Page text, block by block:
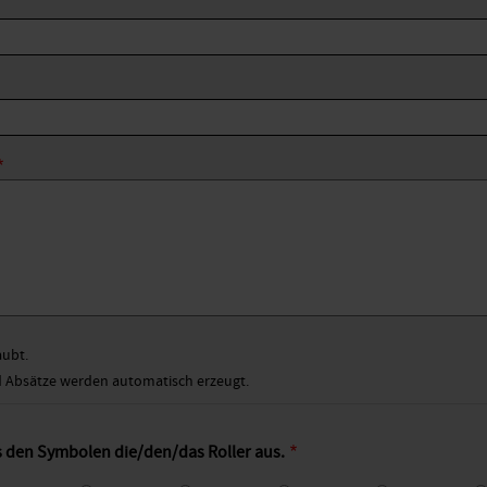
werden automatisch erzeugt.
den Symbolen die/den/das Roller aus.